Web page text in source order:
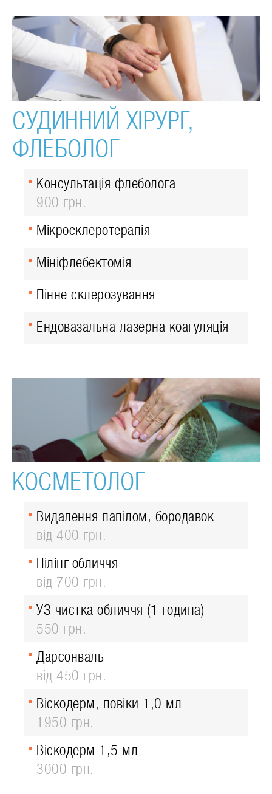
СУДИННИЙ ХІРУРГ,
ФЛЕБОЛОГ
Консультація флеболога
900 грн.
Мікросклеротерапія
Мініфлебектомія
Пінне склерозування
Ендовазальна лазерна коагуляція
КОСМЕТОЛОГ
Видалення папілом, бородавок
від 400 грн.
Пілінг обличчя
від 700 грн.
УЗ чистка обличчя (1 година)
550 грн.
Дарсонваль
від 450 грн.
Віскодерм, повіки 1,0 мл
1950 грн.
Віскодерм 1,5 мл
3000 грн.